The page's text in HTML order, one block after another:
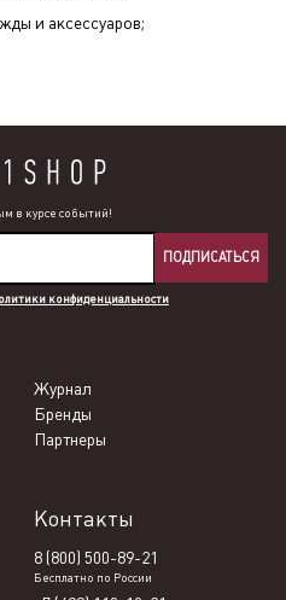
и аксессуаров;
в курсе событий!
ПОДПИСАТЬСЯ
конфиденциальности
Журнал
Бренды
Партнеры
Контакты
8 (800) 500-89-21
Бесплатно по России